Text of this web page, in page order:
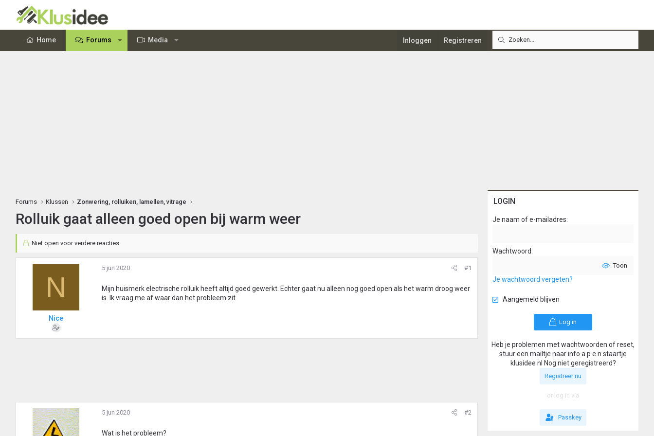
Home Forums Media Inloggen Registreren
Forums Klussen Zonwering, rolluiken, lamellen, vitrage
Rolluik gaat alleen goed open bij warm weer
Niet open voor verdere reacties.
N
Nice
5 jun 2020 #1
Mijn huismerk electrische rolluik heeft altijd goed gewerkt. Echter gaat nu alleen nog goed open als het warm droog weer
is. Ik vraag me af waar dan het probleem zit
5 jun 2020 #2
Wat is het probleem?
LOGIN
Je naam of e-mailadres
Wachtwoord
Toon
Je wachtwoord vergeten?
Aangemeld blijven
Log in
Heb je problemen met wachtwoorden of reset,
stuur een mailtje naar info a p e n staartje
klusidee nl Nog niet geregistreerd?
Registreer nu
or log in via
Passkey